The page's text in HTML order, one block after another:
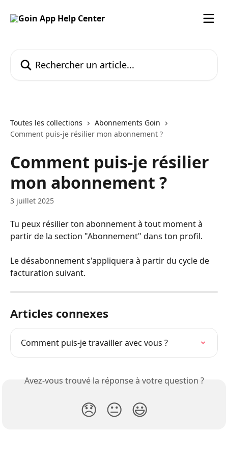
Toutes les collections
Abonnements Goin
Comment puis-je résilier mon abonnement ?
Comment puis-je résilier
mon abonnement ?
3 juillet 2025
Tu peux résilier ton abonnement à tout moment à
partir de la section "Abonnement" dans ton profil.
Le désabonnement s'appliquera à partir du cycle de
facturation suivant.
Articles connexes
Comment puis-je travailler avec vous ?
Avez-vous trouvé la réponse à votre question ?
😞 😐 😃